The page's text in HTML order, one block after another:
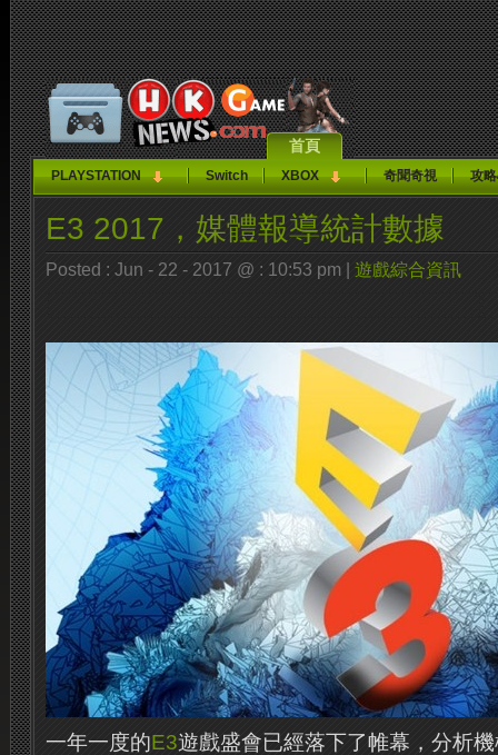
首頁
PLAYSTATION Switch XBOX 奇聞奇視 攻
E3 2017，媒體報導統計數據
Posted : Jun - 22 - 2017 @ : 10:53 pm | 遊戲綜合資訊
一年一度的E3遊戲盛會已經落下了帷幕，分析